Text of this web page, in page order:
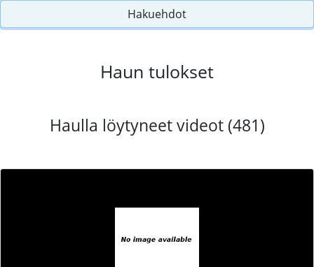
Hakuehdot
Haun tulokset
Haulla löytyneet videot (481)